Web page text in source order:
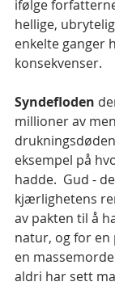
ifølge
hellige,
enkelte ganger
konsekvenser.
Syndefloden
millioner av
eksempel på
hadde.  Gud -
kjærlighetens
av pakten til å
natur, og for
en
aldri har sett